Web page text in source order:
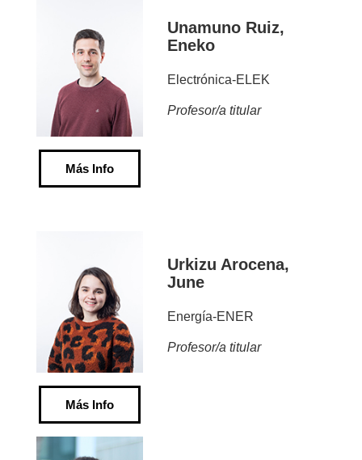
Más Info
Unamuno Ruiz,
Eneko
Electrónica-ELEK
Profesor/a titular
Más Info
Urkizu Arocena,
June
Energía-ENER
Profesor/a titular